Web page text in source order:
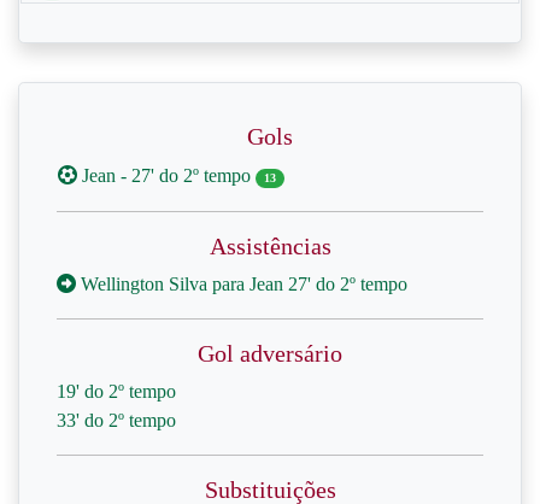
Gols
Jean - 27' do 2º tempo 13
Assistências
Wellington Silva para Jean 27' do 2º tempo
Gol adversário
19' do 2º tempo
33' do 2º tempo
Substituições